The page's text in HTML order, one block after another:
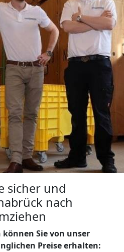
sicher und
nach
Sie von unser
Preise erhalten: